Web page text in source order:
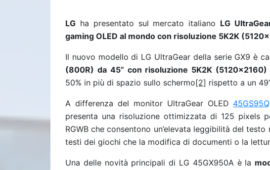
LG ha presentato sul mercato italiano LG
gaming OLED al mondo con risoluzione 5K2K
Il nuovo modello di LG UltraGear della serie GX9 è
(800R) da 45” con risoluzione 5K2K
50% in più di spazio sullo schermo[2] rispetto a un
A differenza del monitor UltraGear OLED
presenta una risoluzione ottimizzata di 125 pixels
RGWB che consentono un’elevata leggibilità del
testi dei giochi che la modifica di documenti o la
Una delle novità principali di LG 45GX950A è la